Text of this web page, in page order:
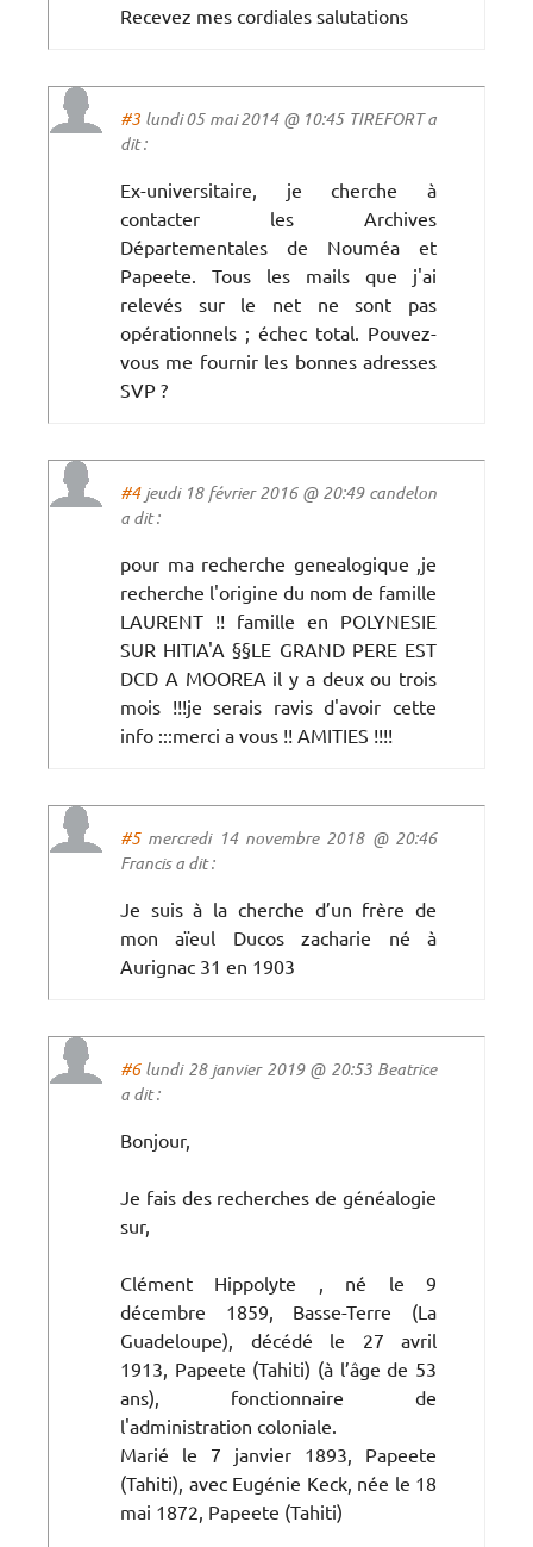
Recevez mes cordiales salutations
#3 lundi 05 mai 2014 @ 10:45 TIREFORT a
dit :
Ex-universitaire, je cherche à
contacter les Archives
Départementales de Nouméa et
Papeete. Tous les mails que j'ai
relevés sur le net ne sont pas
opérationnels ; échec total. Pouvez-
vous me fournir les bonnes adresses
SVP ?
#4jeudi 18 février 2016 @ 20:49 candelon
a dit :
pour ma recherche genealogique ,je
recherche l'origine du nom de famille
LAURENT !! famille en POLYNESIE
SUR HITIA'A §§LE GRAND PERE EST
DCD A MOOREA il y a deux ou trois
mois !!!je serais ravis d'avoir cette
info :::merci a vous !! AMITIES !!!!
#5mercredi 14 novembre 2018 @ 20:46
Francis a dit :
Je suis à la cherche d’un frère de
mon aïeul Ducos zacharie né à
Aurignac 31 en 1903
#6lundi 28 janvier 2019 @ 20:53 Beatrice
a dit :
Bonjour,
Je fais des recherches de généalogie
sur,
Clément Hippolyte , né le 9
décembre 1859, Basse-Terre (La
Guadeloupe), décédé le 27 avril
1913, Papeete (Tahiti) (à l’âge de 53
ans), fonctionnaire de
l'administration coloniale.
Marié le 7 janvier 1893, Papeete
(Tahiti), avec Eugénie Keck, née le 18
mai 1872, Papeete (Tahiti)